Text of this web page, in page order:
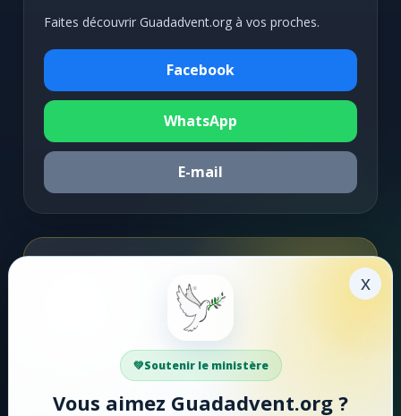
Faites découvrir Guadadvent.org à vos proches.
Facebook
WhatsApp
E-mail
Votre soutien aide Guadadvent.org à continuer sa
mission de foi, d'encouragement et d'édification.
x
Soutenir le ministère
Vous aimez Guadadvent.org ?